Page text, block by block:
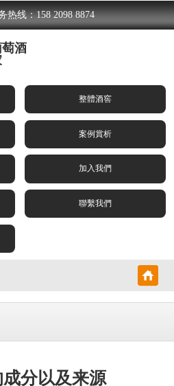
热线：158 2098 8874
酒
整體酒窖
案例賞析
加入我們
聯繫我們
分以及来源